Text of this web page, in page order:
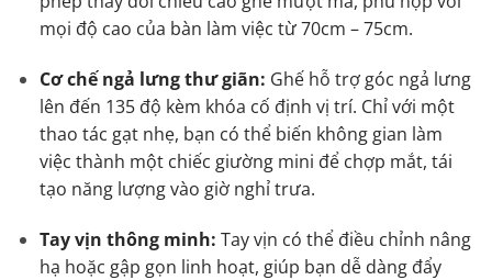
mọi độ cao của bàn làm việc từ 70cm – 75cm.
Cơ chế ngả lưng thư giãn: Ghế hỗ trợ góc ngả lưng
lên đến 135 độ kèm khóa cố định vị trí. Chỉ với một
thao tác gạt nhẹ, bạn có thể biến không gian làm
việc thành một chiếc giường mini để chợp mắt, tái
tạo năng lượng vào giờ nghỉ trưa.
Tay vịn thông minh: Tay vịn có thể điều chỉnh nâng
hạ hoặc gập gọn linh hoạt, giúp bạn dễ dàng đẩy